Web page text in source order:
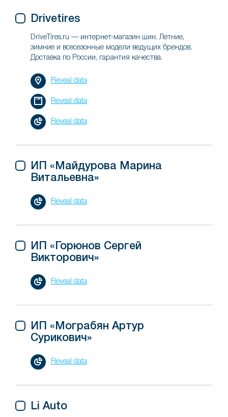
Drivetires
DriveTires.ru — интернет-магазин шин. Летние,
зимние и всесезонные модели ведущих брендов.
Доставка по России, гарантия качества.
Reveal data
Reveal data
Reveal data
ИП «Майдурова Марина
Витальевна»
Reveal data
ИП «Горюнов Сергей
Викторович»
Reveal data
ИП «Мограбян Артур
Сурикович»
Reveal data
Li Auto